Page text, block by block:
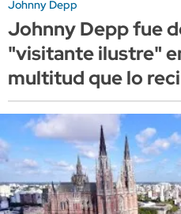
Johnny Depp
Johnny Depp fue
"visitante ilustre"
multitud que lo